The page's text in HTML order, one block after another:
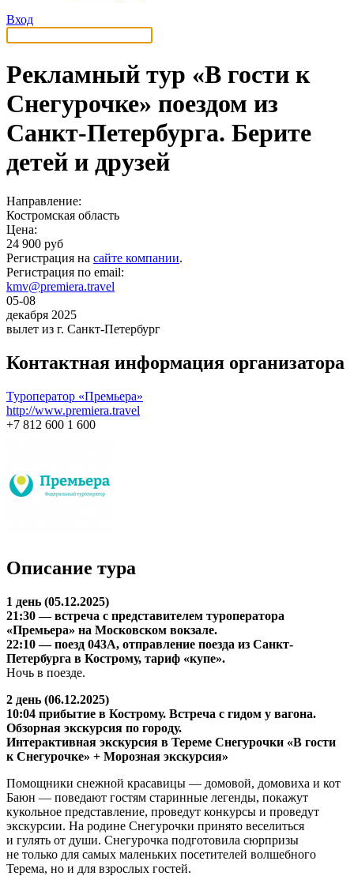
Вход
Рекламный тур «В гости к
Снегурочке» поездом из
Санкт-Петербурга. Берите
детей и друзей
Направление:
Костромская область
Цена:
24 900 руб
Регистрация на сайте компании.
Регистрация по email:
kmv@premiera.travel
05-08
декабря 2025
вылет из г. Санкт-Петербург
Контактная информация организатора
Туроператор «Премьера»
http://www.premiera.travel
+7 812 600 1 600
Описание тура
1 день (05.12.2025)
21:30 — встреча с представителем туроператора
«Премьера» на Московском вокзале.
22:10 — поезд 043А, отправление поезда из Санкт-
Петербурга в Кострому, тариф «купе».
Ночь в поезде.
2 день (06.12.2025)
10:04 прибытие в Кострому. Встреча с гидом у вагона.
Обзорная экскурсия по городу.
Интерактивная экскурсия в Тереме Снегурочки «В гости
к Снегурочке» + Морозная экскурсия»
Помощники снежной красавицы — домовой, домовиха и кот
Баюн — поведают гостям старинные легенды, покажут
кукольное представление, проведут конкурсы и проведут
экскурсии. На родине Снегурочки принято веселиться
и гулять от души. Снегурочка подготовила сюрпризы
не только для самых маленьких посетителей волшебного
Терема, но и для взрослых гостей.